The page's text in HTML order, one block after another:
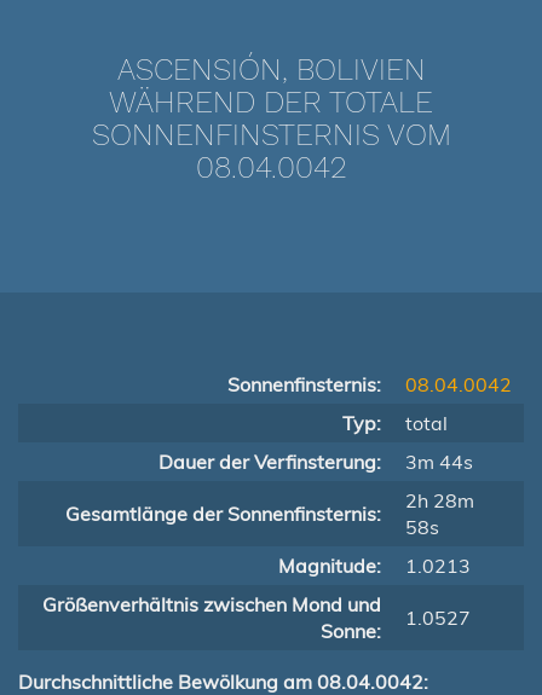
ASCENSIÓN, BOLIVIEN
WÄHREND DER TOTALE
SONNENFINSTERNIS VOM
08.04.0042
Sonnenfinsternis:
08.04.0042
Typ:
total
Dauer der Verfinsterung:
3m 44s
Gesamtlänge der Sonnenfinsternis:
2h 28m
58s
Magnitude:
1.0213
Größenverhältnis zwischen Mond und
Sonne:
1.0527
Durchschnittliche Bewölkung am 08.04.0042: